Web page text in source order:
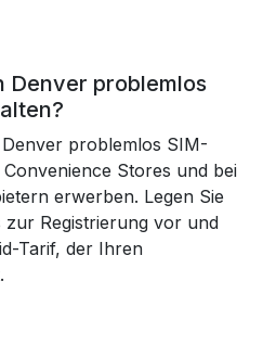
Denver problemlos
problemlos SIM-
Stores und bei
erwerben. Legen Sie
zur Registrierung vor und
Tarif, der Ihren